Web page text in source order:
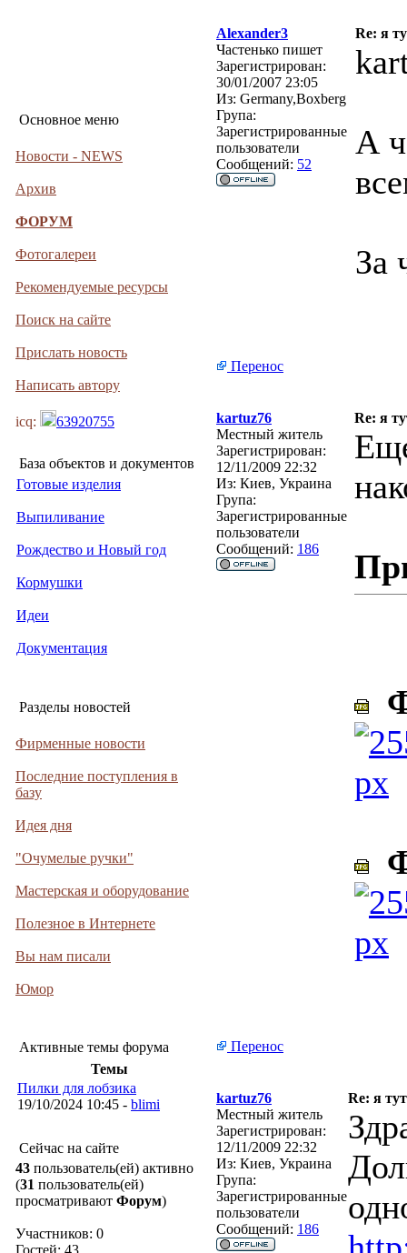
Основное меню
Новости - NEWS
Архив
ФОРУМ
Фотогалереи
Рекомендуемые ресурсы
Поиск на сайте
Прислать новость
Написать автору
icq: 63920755
База объектов и документов
Готовые изделия
Выпиливание
Рождество и Новый год
Кормушки
Идеи
Документация
Разделы новостей
Фирменные новости
Последние поступления в
базу
Идея дня
"Очумелые ручки"
Мастерская и оборудование
Полезное в Интернете
Вы нам писали
Юмор
Активные темы форума
Темы
Пилки для лобзика
19/10/2024 10:45 - blimi
Сейчас на сайте
43 пользователь(ей) активно
(31 пользователь(ей)
просматривают Форум)
Участников: 0
Гостей: 43
Alexander3
Re: я
Частенько пишет
Зарегистрирован:
30/01/2007 23:05
Из: Germany,Boxberg
Група:
Зарегистрированные
пользователи
Сообщений: 52
А
За
Перенос
kartuz76
Re: я
Местный житель
Зарегистрирован:
12/11/2009 22:32
Из: Киев, Украина
Група:
Зарегистрированные
пользователи
Сообщений: 186
Перенос
kartuz76
Re: я
Местный житель
Зарегистрирован:
12/11/2009 22:32
Из: Киев, Украина
Група:
Зарегистрированные
пользователи
Сообщений: 186